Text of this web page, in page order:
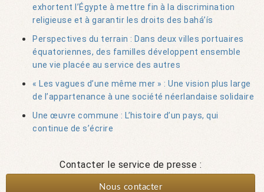
exhortent l’Égypte à mettre fin à la discrimination
religieuse et à garantir les droits des bahá’ís
Perspectives du terrain : Dans deux villes portuaires
équatoriennes, des familles développent ensemble
une vie placée au service des autres
« Les vagues d’une même mer » : Une vision plus large
de l’appartenance à une société néerlandaise solidaire
Une œuvre commune : L’histoire d’un pays, qui
continue de s’écrire
Contacter le service de presse :
Nous contacter